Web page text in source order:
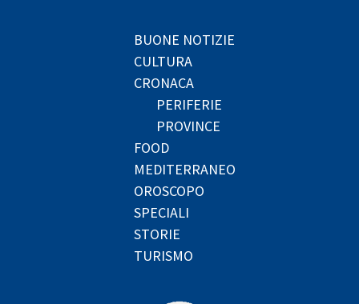
BUONE NOTIZIE
CULTURA
CRONACA
PERIFERIE
PROVINCE
FOOD
MEDITERRANEO
OROSCOPO
SPECIALI
STORIE
TURISMO